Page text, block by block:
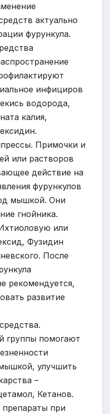
актуально
фурункула.
инфициров
водорода,
калия,
Примочки и
или растворов
действие на
фурункулов
мышкой. Они
гнойника.
или
Фузидин
После
рекомендуется,
развитие
группы помогают
улучшить
–
Кетанов.
при